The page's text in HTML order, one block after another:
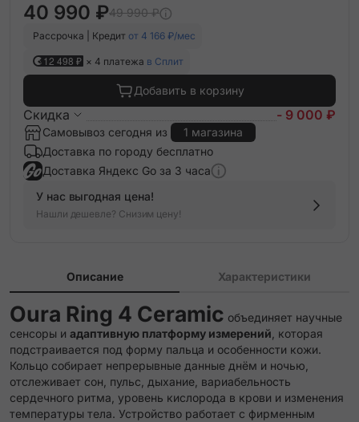
40 990 ₽49 990 ₽
Рассрочка | Кредит от 4 166 ₽/мес
12 498 ₽ × 4 платежа в Сплит
Добавить в корзину
Скидка - 9 000 ₽
Самовывоз сегодня из
1 магазина
Доставка по городу бесплатно
Доставка Яндекс Go за 3 часа
У нас выгодная цена!
Нашли дешевле? Снизим цену!
Описание Характеристики
Oura Ring 4 Ceramic объединяет научные
сенсоры и адаптивную платформу измерений , которая
подстраивается под форму пальца и особенности кожи.
Кольцо собирает непрерывные данные днём и ночью,
отслеживает сон, пульс, дыхание, вариабельность
сердечного ритма, уровень кислорода в крови и изменения
температуры тела. Устройство работает с фирменным